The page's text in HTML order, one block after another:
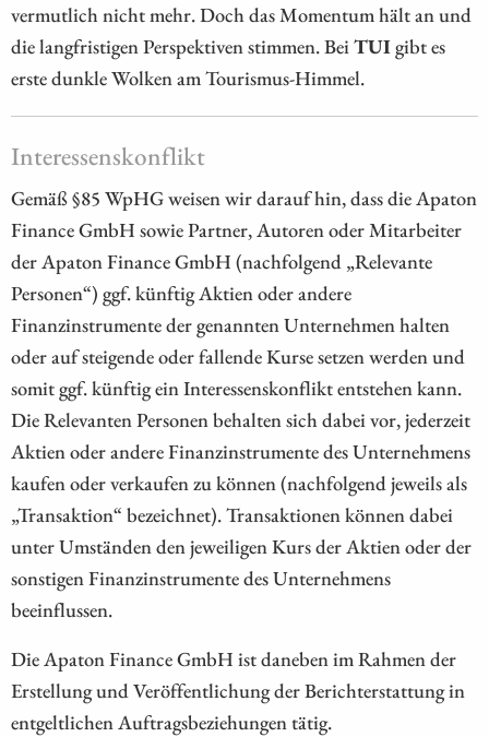
vermutlich nicht mehr. Doch das Momentum hält an und
die langfristigen Perspektiven stimmen. BeiTUIgibt es
erste dunkle Wolken am Tourismus-Himmel.
Interessenskonflikt
Gemäß §85 WpHG weisen wir darauf hin, dass die Apaton
Finance GmbH sowie Partner, Autoren oder Mitarbeiter
der Apaton Finance GmbH (nachfolgend „Relevante
Personen“) ggf. künftig Aktien oder andere
Finanzinstrumente der genannten Unternehmen halten
oder auf steigende oder fallende Kurse setzen werden und
somit ggf. künftig ein Interessenskonflikt entstehen kann.
Die Relevanten Personen behalten sich dabei vor, jederzeit
Aktien oder andere Finanzinstrumente des Unternehmens
kaufen oder verkaufen zu können (nachfolgend jeweils als
„Transaktion“ bezeichnet). Transaktionen können dabei
unter Umständen den jeweiligen Kurs der Aktien oder der
sonstigen Finanzinstrumente des Unternehmens
beeinflussen.
Die Apaton Finance GmbH ist daneben im Rahmen der
Erstellung und Veröffentlichung der Berichterstattung in
entgeltlichen Auftragsbeziehungen tätig.